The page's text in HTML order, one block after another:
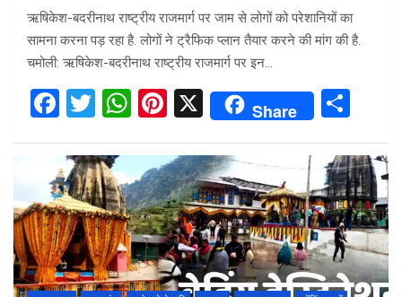
ऋषिकेश-बदरीनाथ राष्ट्रीय राजमार्ग पर जाम से लोगों को परेशानियों का
सामना करना पड़ रहा है. लोगों ने ट्रैफिक प्लान तैयार करने की मांग की है.
चमोली: ऋषिकेश-बदरीनाथ राष्ट्रीय राजमार्ग पर इन…
F
ce
b
o
o
k
T
tt
er
W
at
s
A
p
p
Pi
er
es
t
X Share
ar
e